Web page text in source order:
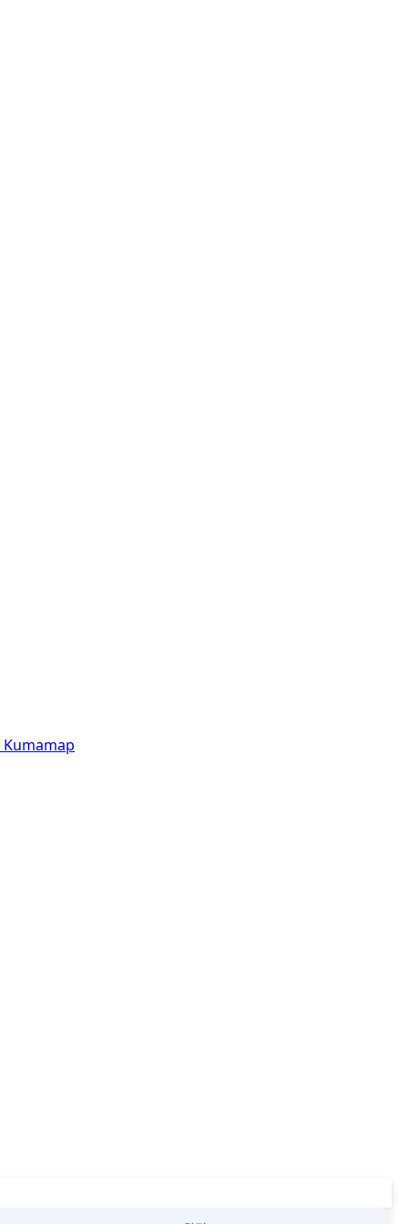
Kumamap